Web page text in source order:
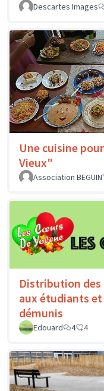
Descartes Images
Une cuisine
Vieux"
Association
Distribution
aux étudiants
démunis
Edouard 4 4